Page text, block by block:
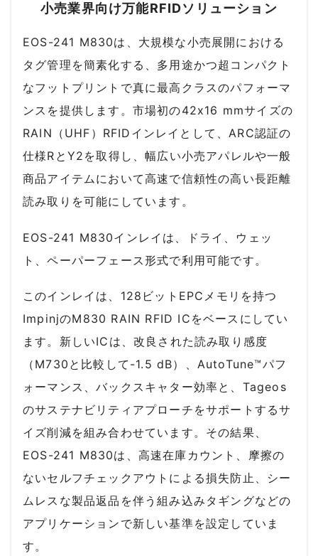
小売業界向け万能RFIDソリューション
EOS-241 M830は、大規模な小売展開における
タグ管理を簡素化する、多用途かつ超コンパクト
なフットプリントで真に最高クラスのパフォーマ
ンスを提供します。市場初の42x16 mmサイズの
RAIN（UHF）RFIDインレイとして、ARC認証の
仕様RとY2を取得し、幅広い小売アパレルや一般
商品アイテムにおいて高速で信頼性の高い長距離
読み取りを可能にしています。
EOS-241 M830インレイは、ドライ、ウェッ
ト、ペーパーフェース形式で利用可能です。
このインレイは、128ビットEPCメモリを持つ
ImpinjのM830 RAIN RFID ICをベースにしてい
ます。新しいICは、改良された読み取り感度
（M730と比較して-1.5 dB）、AutoTune™パフ
ォーマンス、バックスキャター効率と、Tageos
のサステナビリティアプローチをサポートするサ
イズ削減を組み合わせています。その結果、
EOS-241 M830は、高速在庫カウント、摩擦の
ないセルフチェックアウトによる損失防止、シー
ムレスな製品返品を伴う組み込みタギングなどの
アプリケーションで新しい基準を設定していま
す。